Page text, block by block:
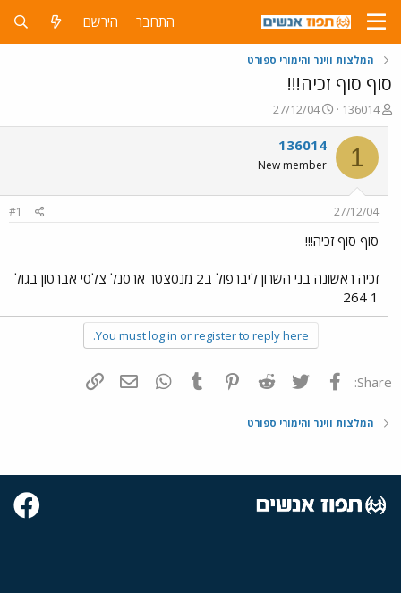
התחבר הירשם
המלצות ווינר והימורי ספורט
סוף סוף זכיה!!!
פ
ו
ת
ח
ה
ש
א
136014
פ
ו
ר
ם
ר
27/12/04
1
136014
New member
27/12/04
#1
סוף סוף זכיה!!!
זכיה ראשונה בני השרון ליברפול ב2 מנסצטר ארסנל צלסי אברטון בגול
1 264
You must log in or register to reply here.
Share: פייסבוק Twitter
Reddit
Pinterest
Tumblr
WhatsAppדואר אלקטרוני
המלצות ווינר והימורי ספורט